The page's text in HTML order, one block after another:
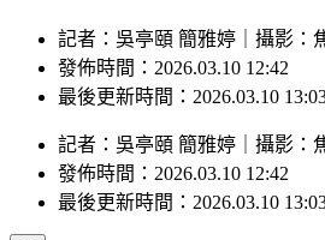
記者：吳亭頤 簡雅婷｜攝影：
發佈時間：2026.03.10 12:42
最後更新時間：2026.03.10
記者 ： 吳亭頤 簡雅婷 攝影 ：
發佈時間： 2026.03.10 12:42
最後更新時間： 2026.03.10